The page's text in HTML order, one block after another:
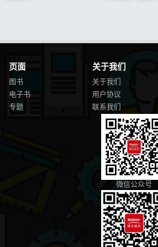
页面
图书
电子书
专题
关于我们
关于我们
用户协议
联系我们
微信公众号